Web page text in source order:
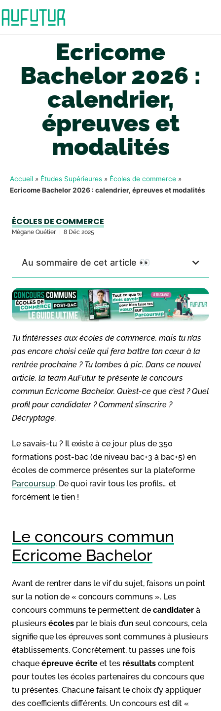
Ecricome
Bachelor 2026 :
calendrier,
épreuves et
modalités
Accueil » Études Supérieures » Écoles de commerce »
Ecricome Bachelor 2026 : calendrier, épreuves et modalités
ÉCOLES DE COMMERCE
Mégane Quétier 8 Déc 2025
Au sommaire de cet article 👀
Tu t’intéresses aux écoles de commerce, mais tu n’as
pas encore choisi celle qui fera battre ton cœur à la
rentrée prochaine ? Tu tombes à pic. Dans ce nouvel
article, la team AuFutur te présente le concours
commun Ecricome Bachelor. Qu’est-ce que c’est ? Quel
profil pour candidater ? Comment s’inscrire ?
Décryptage.
Le savais-tu ? Il existe à ce jour plus de 350
formations post-bac (de niveau bac+3 à bac+5) en
écoles de commerce présentes sur la plateforme
Parcoursup. De quoi ravir tous les profils… et
forcément le tien !
Le concours commun
Ecricome Bachelor
Avant de rentrer dans le vif du sujet, faisons un point
sur la notion de « concours communs ». Les
concours communs te permettent de candidater à
plusieurs écoles par le biais d’un seul concours, cela
signifie que les épreuves sont communes à plusieurs
établissements. Concrètement, tu passes une fois
chaque épreuve écrite et tes résultats comptent
pour toutes les écoles partenaires du concours que
tu présentes. Chacune faisant le choix d’y appliquer
des coefficients différents. Un concours est dit «